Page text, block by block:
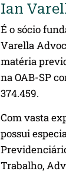
Ian
É o sócio
Varella
matéria
na OAB-SP
374.459.
Com vasta
possui
Trabalho,